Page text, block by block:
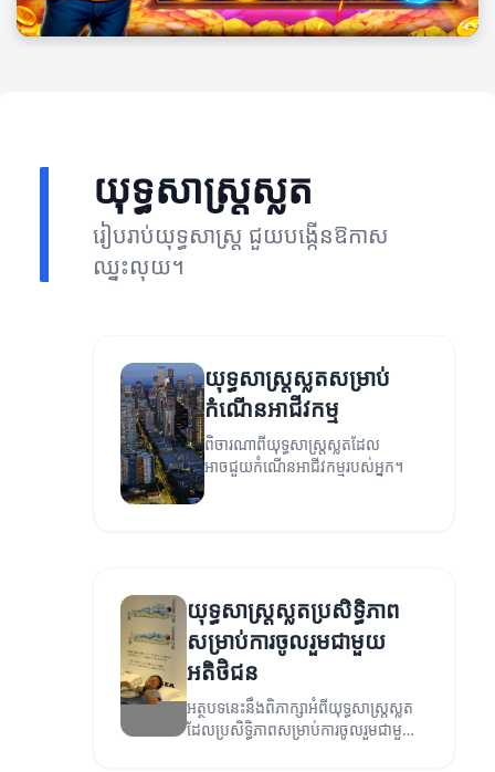
យុទ្ធសាស្ត្រស្លត
រៀបរាប់យុទ្ធសាស្ត្រ ជួយបង្កើនឱកាស
ឈ្នះលុយ។
យុទ្ធសាស្ត្រស្លតសម្រាប់
កំណើនអាជីវកម្ម
ពិចារណាពីយុទ្ធសាស្ត្រស្លតដែល
អាចជួយកំណើនអាជីវកម្មរបស់អ្នក។
យុទ្ធសាស្ត្រស្លតប្រសិទ្ធិភាព
សម្រាប់ការចូលរួមជាមួយ
អតិថិជន
អត្ថបទនេះនឹងពិភាក្សាអំពីយុទ្ធសាស្ត្រស្លត
ដែលប្រសិទ្ធិភាពសម្រាប់ការចូលរួមជាមួយ